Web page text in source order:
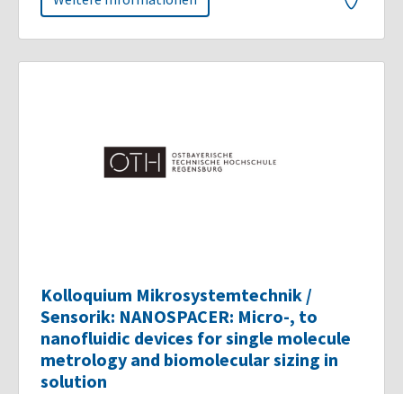
Kolloquium Mikrosystemtechnik /
Sensorik: NANOSPACER: Micro-, to
nanofluidic devices for single molecule
metrology and biomolecular sizing in
solution